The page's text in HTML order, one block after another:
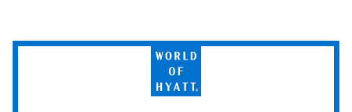
World
of